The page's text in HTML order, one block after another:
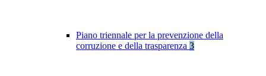
Piano triennale per la prevenzione della
corruzione e della trasparenza 3